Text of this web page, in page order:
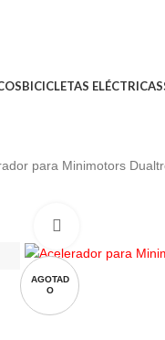
BICICLETAS ELÉCTRICAS
para Minimotors
AGOTAD
O